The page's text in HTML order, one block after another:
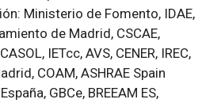
Ministerio de Fomento, IDAE,
de Madrid, CSCAE,
IETcc, AVS, CENER, IREC,
COAM, ASHRAE Spain
GBCe, BREEAM ES,